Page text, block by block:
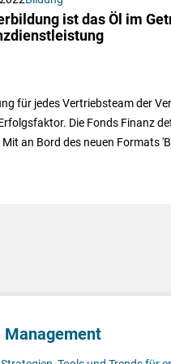
ist das Öl im
für jedes Vertriebsteam der
Die Fonds Finanz
an Bord des neuen Formats
Management